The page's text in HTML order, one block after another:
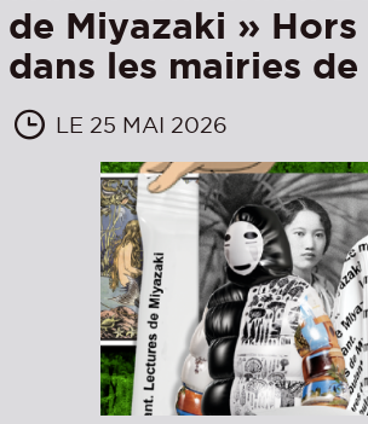
de Miyazaki » Hors
dans les mairies
LE 25 MAI 2026